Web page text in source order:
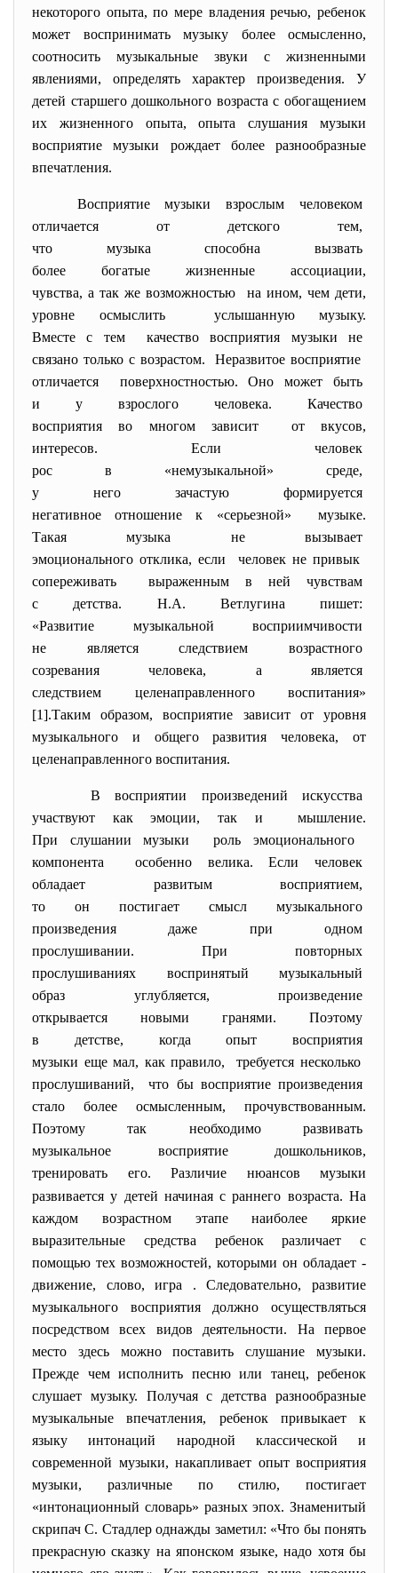
некоторого опыта, по мере владения речью, ребенок
может воспринимать музыку более осмысленно,
соотносить музыкальные звуки с жизненными
явлениями, определять характер произведения. У
детей старшего дошкольного возраста с обогащением
их жизненного опыта, опыта слушания музыки
восприятие музыки рождает более разнообразные
впечатления.
Восприятие музыки взрослым человеком
отличается от детского тем,
что музыка способна вызвать
более богатые жизненные ассоциации,
чувства, а так жевозможностью на ином, чем дети,
уровне осмыслить услышанную музыку.
Вместе с тем качество восприятия музыки не
связано только с возрастом. Неразвитое восприятие
отличается поверхностностью. Оно может быть
и у взрослого человека. Качество
восприятия во многом зависит от вкусов,
интересов. Если человек
рос в «немузыкальной» среде,
у него зачастую формируется
негативное отношение к «серьезной» музыке.
Такая музыка не вызывает
эмоционального отклика, если человек не привык
сопереживать выраженным в ней чувствам
с детства. Н.А. Ветлугина пишет:
«Развитие музыкальной восприимчивости
не является следствием возрастного
созревания человека, а является
следствием целенаправленного воспитания»
[1].Таким образом, восприятие зависит от уровня
музыкального и общего развития человека, от
целенаправленного воспитания.
В восприятии произведений искусства
участвуют как эмоции, так и мышление.
При слушании музыки роль эмоционального
компонента особенно велика. Если человек
обладает развитым восприятием,
то он постигает смысл музыкального
произведения даже при одном
прослушивании. При повторных
прослушиваниях воспринятый музыкальный
образ углубляется, произведение
открывается новыми гранями. Поэтому
в детстве, когда опыт восприятия
музыки еще мал, как правило, требуется несколько
прослушиваний, что бы восприятие произведения
стало более осмысленным, прочувствованным.
Поэтому так необходимо развивать
музыкальное восприятие дошкольников,
тренировать его.
Различие нюансов музыки
развивается у детей начиная с раннего возраста. На
каждом возрастном этапе наиболее яркие
выразительные средства ребенок различает с
помощью тех возможностей, которыми он обладает -
движение, слово, игра . Следовательно, развитие
музыкального восприятия должно осуществляться
посредством всех видов деятельности. На первое
место здесь можно поставить слушание музыки.
Прежде чем исполнить песню или танец, ребенок
слушает музыку. Получая с детства разнообразные
музыкальные впечатления, ребенок привыкает к
языку интонаций народной классической и
современной музыки, накапливает опыт восприятия
музыки, различные по стилю, постигает
«интонационный словарь» разных эпох. Знаменитый
скрипач С. Стадлер однажды заметил: «Что бы понять
прекрасную сказку на японском языке, надо хотя бы